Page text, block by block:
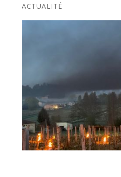
ACTUALITÉ